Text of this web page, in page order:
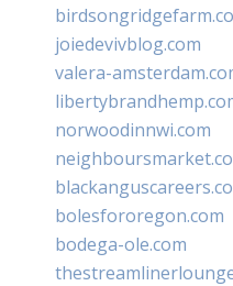
joiedevivblog.com
valera-
norwoodinnwi.com
bolesfororegon.com
bodega-ole.com